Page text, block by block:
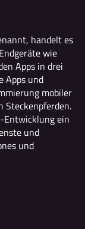
handelt es
wie
Apps in drei
Apps und
mobiler
Steckenpferden.
Entwicklung ein
und
und